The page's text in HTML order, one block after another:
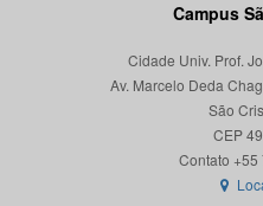
Campus
Cidade Univ. Prof.
Av. Marcelo Deda
São
CEP